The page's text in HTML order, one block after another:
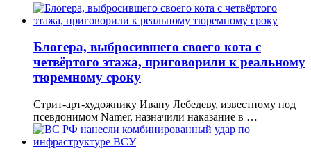
Блогера, выбросившего своего кота с
четвёртого этажа, приговорили к реальному
тюремному сроку
Стрит-арт-художнику Ивану Лебедеву, известному под
псевдонимом Namer, назначили наказание в …